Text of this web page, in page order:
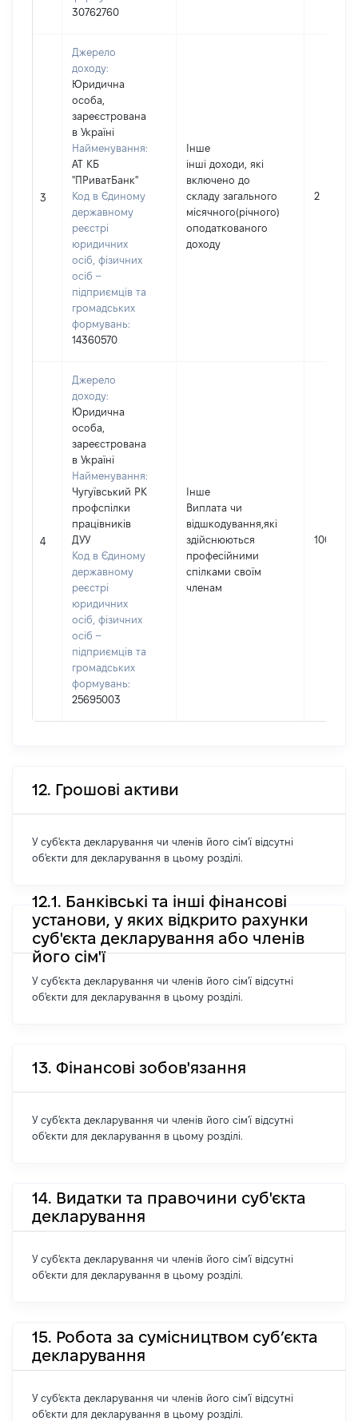
30762760
3
Джерело
доходу:
Юридична
особа,
зареєстрована
в Україні
Найменування:
АТ КБ
"ПРиватБанк"
Код в Єдиному
державному
реєстрі
юридичних
осіб, фізичних
осіб –
підприємців та
громадських
формувань:
14360570
Інше
інші доходи, які
включено до
складу загального
місячного(річного)
оподаткованого
доходу
2
4
Джерело
доходу:
Юридична
особа,
зареєстрована
в Україні
Найменування:
Чугуївський РК
профспілки
працівників
ДУУ
Код в Єдиному
державному
реєстрі
юридичних
осіб, фізичних
осіб –
підприємців та
громадських
формувань:
25695003
Інше
Виплата чи
відшкодування,які
здійснюються
професійними
спілками своїм
членам
1000
12. Грошові активи
У суб'єкта декларування чи членів його сім'ї відсутні
об'єкти для декларування в цьому розділі.
12.1. Банківські та інші фінансові
установи, у яких відкрито рахунки
суб'єкта декларування або членів
його сім'ї
У суб'єкта декларування чи членів його сім'ї відсутні
об'єкти для декларування в цьому розділі.
13. Фінансові зобов'язання
У суб'єкта декларування чи членів його сім'ї відсутні
об'єкти для декларування в цьому розділі.
14. Видатки та правочини суб'єкта
декларування
У суб'єкта декларування чи членів його сім'ї відсутні
об'єкти для декларування в цьому розділі.
15. Робота за сумісництвом суб’єкта
декларування
У суб'єкта декларування чи членів його сім'ї відсутні
об'єкти для декларування в цьому розділі.